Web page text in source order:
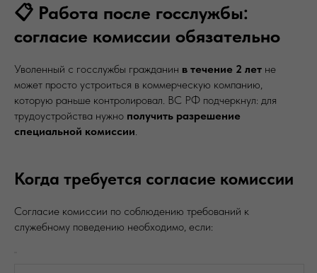
📋 Работа после госслужбы:
согласие комиссии обязательно
Уволенный с госслужбы гражданин в течение 2 лет не
может просто устроиться в коммерческую компанию,
которую раньше контролировал. ВС РФ подчеркнул: для
трудоустройства нужно получить разрешение
специальной комиссии.
Когда требуется согласие комиссии
Согласие комиссии по соблюдению требований к
служебному поведению необходимо, если: